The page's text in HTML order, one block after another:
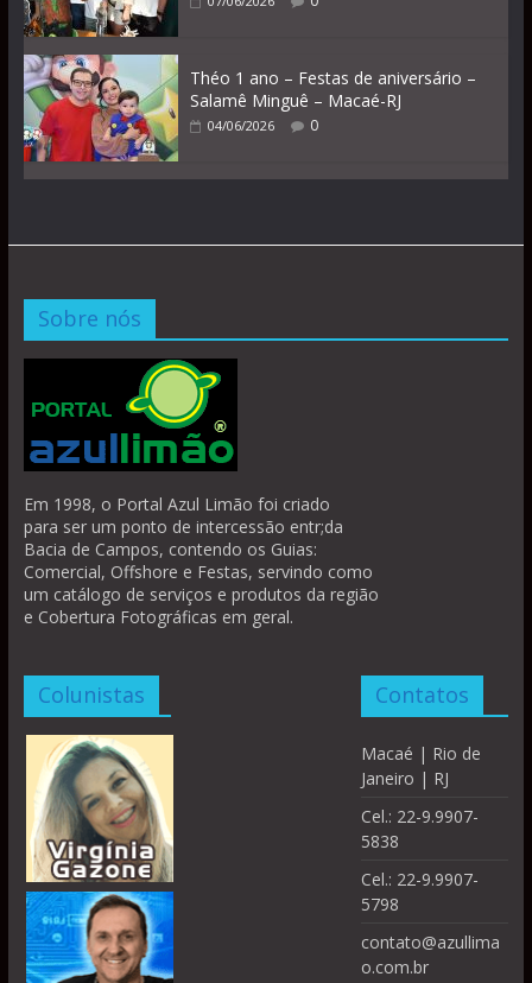
Théo 1 ano – Festas de aniversário –
Salamê Minguê – Macaé-RJ
04/06/2026 0
Sobre nós
Em 1998, o Portal Azul Limão foi criado
para ser um ponto de intercessão entr;da
Bacia de Campos, contendo os Guias:
Comercial, Offshore e Festas, servindo como
um catálogo de serviços e produtos da região
e Cobertura Fotográficas em geral.
Colunistas Contatos
Macaé | Rio de
Janeiro | RJ
Cel.: 22-9.9907-
5838
Cel.: 22-9.9907-
5798
contato@azullima
o.com.br